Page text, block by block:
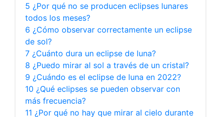
5 ¿Por qué no se producen eclipses lunares
todos los meses?
6 ¿Cómo observar correctamente un eclipse
de sol?
7 ¿Cuánto dura un eclipse de luna?
8 ¿Puedo mirar al sol a través de un cristal?
9 ¿Cuándo es el eclipse de luna en 2022?
10 ¿Qué eclipses se pueden observar con
más frecuencia?
11 ¿Por qué no hay que mirar al cielo durante